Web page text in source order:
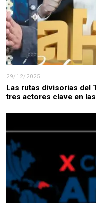
29/12/2025
Las rutas divisorias del
tres actores clave en